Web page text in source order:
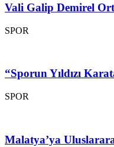
Vali Galip Demirel
SPOR
“Sporun Yıldızı
SPOR
Malatya’ya